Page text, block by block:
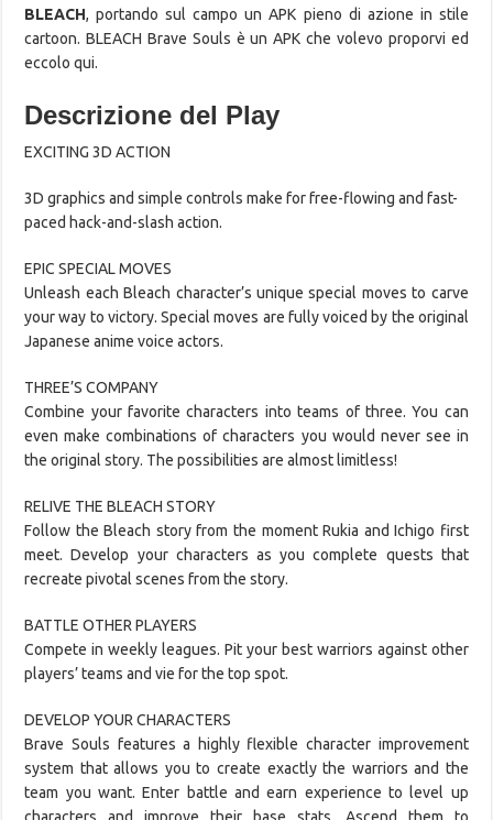
BLEACH, portando sul campo un APK pieno di azione in stile
cartoon. BLEACH Brave Souls è un APK che volevo proporvi ed
eccolo qui.
Descrizione del Play
EXCITING 3D ACTION
3D graphics and simple controls make for free-flowing and fast-
paced hack-and-slash action.
EPIC SPECIAL MOVES
Unleash each Bleach character’s unique special moves to carve
your way to victory. Special moves are fully voiced by the original
Japanese anime voice actors.
THREE’S COMPANY
Combine your favorite characters into teams of three. You can
even make combinations of characters you would never see in
the original story. The possibilities are almost limitless!
RELIVE THE BLEACH STORY
Follow the Bleach story from the moment Rukia and Ichigo first
meet. Develop your characters as you complete quests that
recreate pivotal scenes from the story.
BATTLE OTHER PLAYERS
Compete in weekly leagues. Pit your best warriors against other
players’ teams and vie for the top spot.
DEVELOP YOUR CHARACTERS
Brave Souls features a highly flexible character improvement
system that allows you to create exactly the warriors and the
team you want. Enter battle and earn experience to level up
characters and improve their base stats, Ascend them to